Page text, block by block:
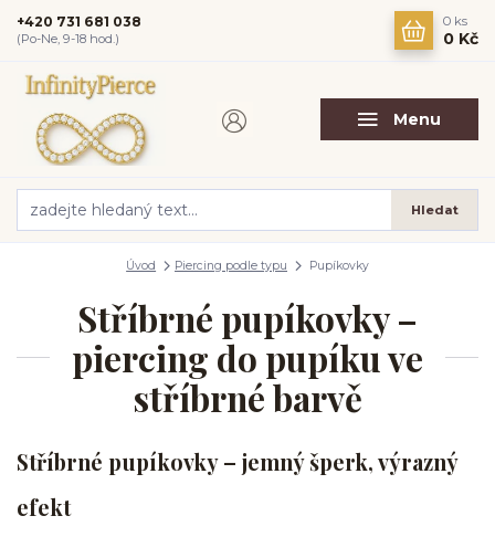
Menu
Hledat
+420 731 681 038
(Po-Ne, 9-18 hod.)
0 ks
0 Kč
Úvod Piercing podle typu Pupíkovky
Stříbrné pupíkovky –
piercing do pupíku ve
stříbrné barvě
Stříbrné pupíkovky – jemný šperk, výrazný
efekt